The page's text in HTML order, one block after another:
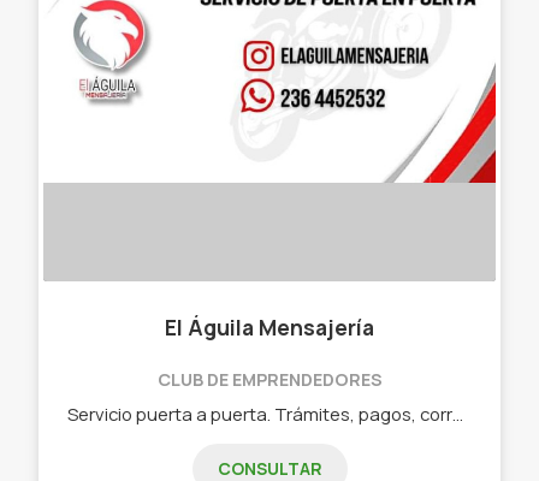
El Águila Mensajería
CLUB DE EMPRENDEDORES
CONSULTAR